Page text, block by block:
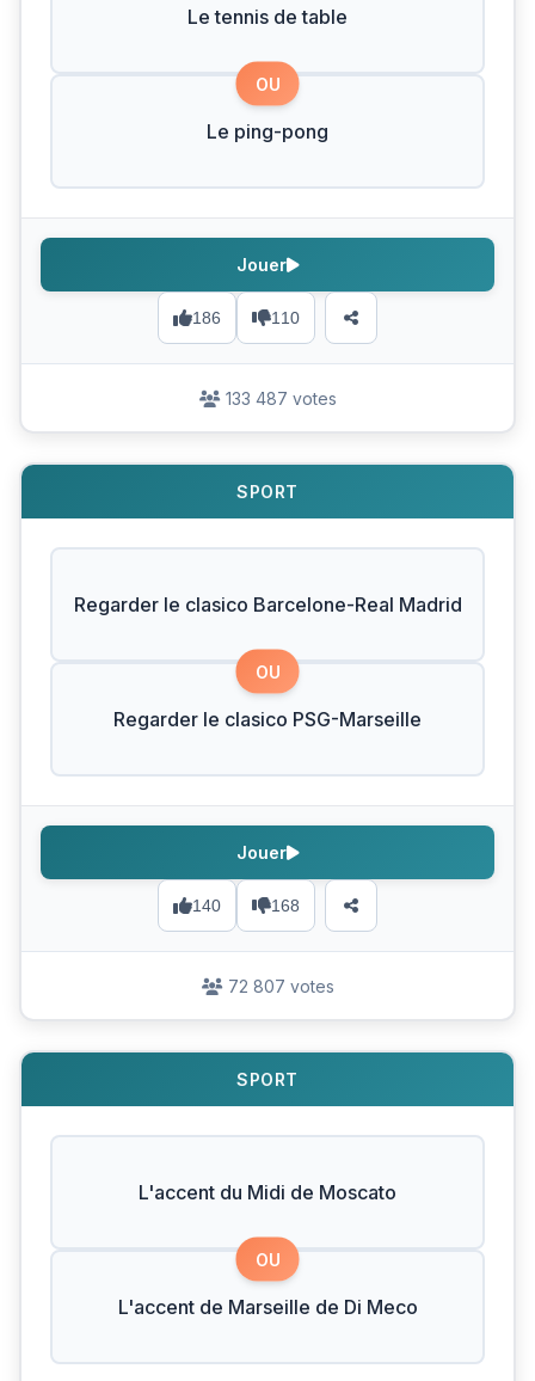
Le tennis de table
OU
Le ping-pong
186 110
Jouer
133 487 votes
SPORT
Regarder le clasico Barcelone-Real Madrid
OU
Regarder le clasico PSG-Marseille
140 168
Jouer
72 807 votes
SPORT
L'accent du Midi de Moscato
OU
L'accent de Marseille de Di Meco